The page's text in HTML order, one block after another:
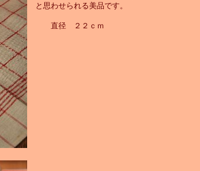
と思わせられる美品です。
直径 ２２ｃｍ